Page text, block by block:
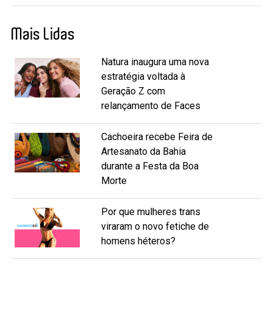
Mais Lidas
Natura inaugura uma nova
estratégia voltada à
Geração Z com
relançamento de Faces
Cachoeira recebe Feira de
Artesanato da Bahia
durante a Festa da Boa
Morte
Por que mulheres trans
viraram o novo fetiche de
homens héteros?